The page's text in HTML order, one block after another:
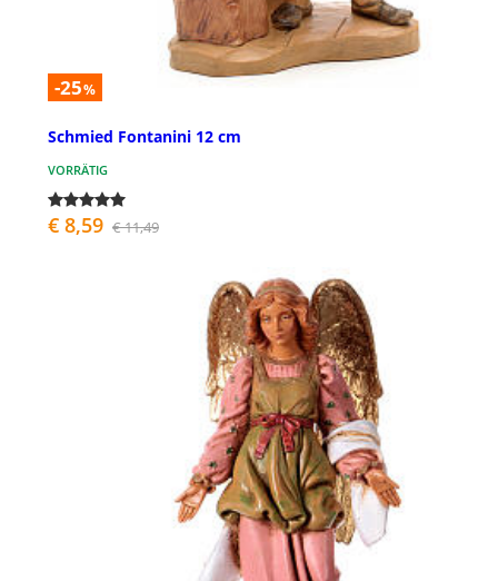
-25%
Schmied Fontanini 12 cm
VORRÄTIG
€ 8,59 € 11,49